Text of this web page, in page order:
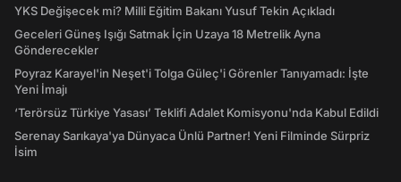
YKS Değişecek mi? Milli Eğitim Bakanı Yusuf Tekin Açıkladı
Geceleri Güneş Işığı Satmak İçin Uzaya 18 Metrelik Ayna
Gönderecekler
Poyraz Karayel'in Neşet'i Tolga Güleç'i Görenler Tanıyamadı: İşte
Yeni İmajı
‘Terörsüz Türkiye Yasası’ Teklifi Adalet Komisyonu'nda Kabul Edildi
Serenay Sarıkaya'ya Dünyaca Ünlü Partner! Yeni Filminde Sürpriz
İsim